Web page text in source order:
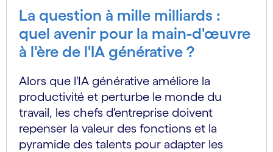
La question à mille milliards :
quel avenir pour la main-d'œuvre
à l'ère de l'IA générative ?
Alors que l'IA générative améliore la
productivité et perturbe le monde du
travail, les chefs d'entreprise doivent
repenser la valeur des fonctions et la
pyramide des talents pour adapter les